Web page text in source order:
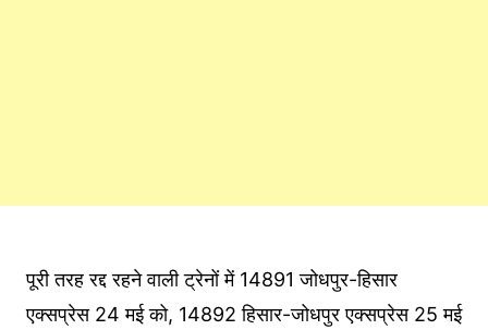
पूरी तरह रद्द रहने वाली ट्रेनों में 14891 जोधपुर-हिसार
एक्सप्रेस 24 मई को, 14892 हिसार-जोधपुर एक्सप्रेस 25 मई